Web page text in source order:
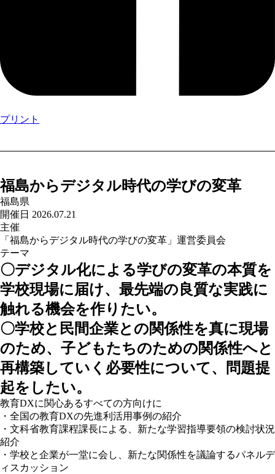
プリント
福島からデジタル時代の学びの変革
福島県
開催日 2026.07.21
主催
「福島からデジタル時代の学びの変革」運営委員会
テーマ
〇デジタル化による学びの変革の本質を
学校現場に届け、最先端の良質な実践に
触れる機会を作りたい。
〇学校と民間企業との関係性を真に現場
のため、子どもたちのための関係性へと
再構築していく必要性について、問題提
起をしたい。
教育DXに関心あるすべての方向けに
・全国の教育DXの先進利活用事例の紹介
・文科省教育課程課長による、新たな学習指導要領の検討状況
紹介
・学校と企業が一堂に会し、新たな関係性を議論するパネルデ
ィスカッション